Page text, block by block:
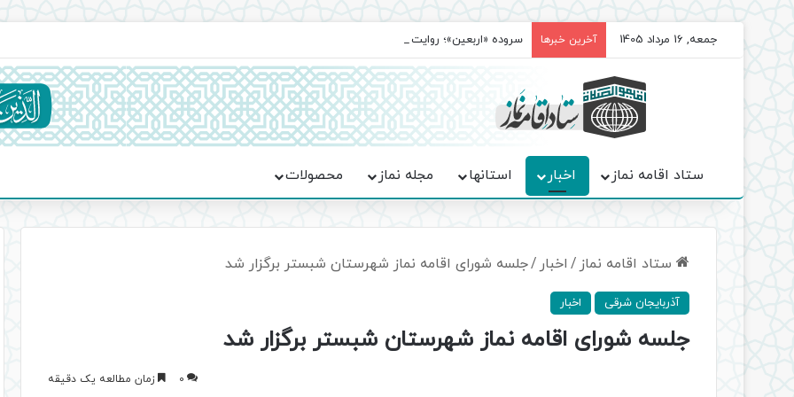
جمعه, 16 مرداد 1405 آخرین خبرها سروده‌ «اربعین»؛ روایت حماسه، استقامت و تمدن‌سازی امت اسلامی
ستاد اقامه نماز اخبار استانها مجله نماز محصولات
ستاد اقامه نماز / اخبار /جلسه شورای اقامه نماز شهرستان شبستر برگزار شد
آذربایجان شرقی اخبار
جلسه شورای اقامه نماز شهرستان شبستر برگزار شد
0 زمان مطالعه یک دقیقه